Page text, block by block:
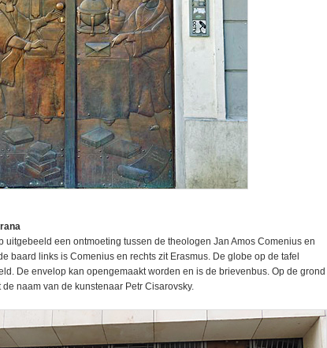
uitgebeeld een ontmoeting tussen de theologen Jan Amos Comenius en
baard links is Comenius en rechts zit Erasmus. De globe op de tafel
De envelop kan opengemaakt worden en is de brievenbus. Op de grond
de naam van de kunstenaar Petr Cisarovsky.